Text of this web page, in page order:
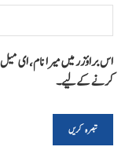
اس براؤزر میں میرا نام، ای
کرنے کےلیے۔